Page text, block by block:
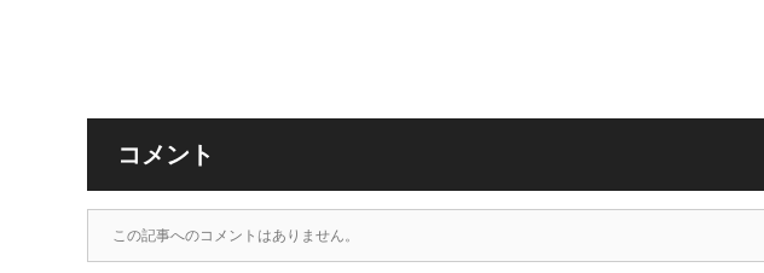
コメント
この記事へのコメントはありません。